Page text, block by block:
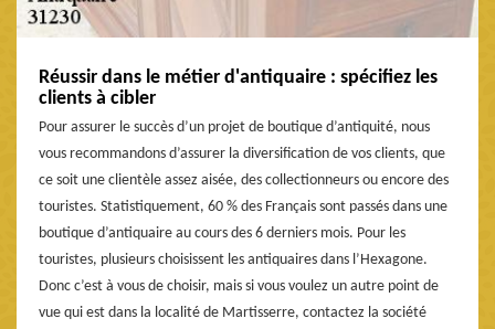
Réussir dans le métier d'antiquaire : spécifiez les
clients à cibler
Pour assurer le succès d’un projet de boutique d’antiquité, nous
vous recommandons d’assurer la diversification de vos clients, que
ce soit une clientèle assez aisée, des collectionneurs ou encore des
touristes. Statistiquement, 60 % des Français sont passés dans une
boutique d’antiquaire au cours des 6 derniers mois. Pour les
touristes, plusieurs choisissent les antiquaires dans l’Hexagone.
Donc c’est à vous de choisir, mais si vous voulez un autre point de
vue qui est dans la localité de Martisserre, contactez la société